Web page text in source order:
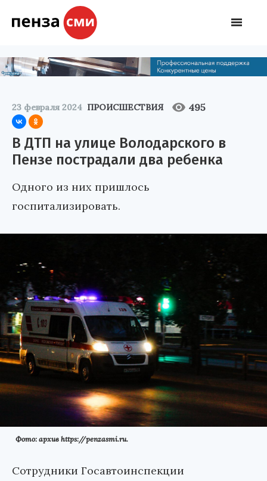
23 февраля 2024 ПРОИСШЕСТВИЯ 495
В ДТП на улице Володарского в
Пензе пострадали два ребенка
Одного из них пришлось
госпитализировать.
Фото: архив https://penzasmi.ru.
Сотрудники Госавтоинспекции